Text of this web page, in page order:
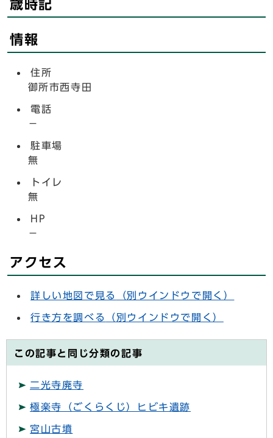
歳時記
情報
住所
御所市西寺田
電話
－
駐車場
無
トイレ
無
HP
－
アクセス
詳しい地図で見る （別ウインドウで開く）
行き方を調べる （別ウインドウで開く）
この記事と同じ分類の記事
二光寺廃寺
極楽寺（ごくらくじ）ヒビキ遺跡
宮山古墳